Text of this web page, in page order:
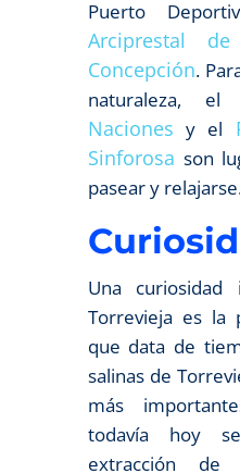
Puerto
Arciprestal
Concepción.
naturaleza, el
Naciones y el
Sinforosa son
pasear y
Una curiosidad
Torrevieja es la
que data de
salinas de
más
todavía hoy
extracción